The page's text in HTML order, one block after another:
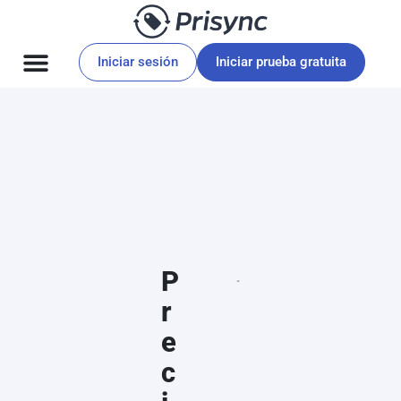
Iniciar sesión Iniciar prueba gratuita
P
r
e
c